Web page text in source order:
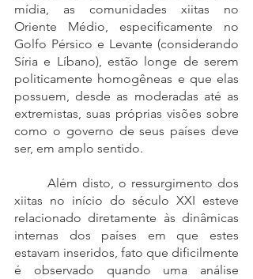
mídia, as comunidades xiitas no
Oriente Médio, especificamente no
Golfo Pérsico e Levante (considerando
Síria e Líbano), estão longe de serem
politicamente homogêneas e que elas
possuem, desde as moderadas até as
extremistas, suas próprias visões sobre
como o governo de seus países deve
ser, em amplo sentido.
xiitas no início do século XXI esteve
relacionado diretamente às dinâmicas
internas dos países em que estes
estavam inseridos, fato que dificilmente
é observado quando uma análise